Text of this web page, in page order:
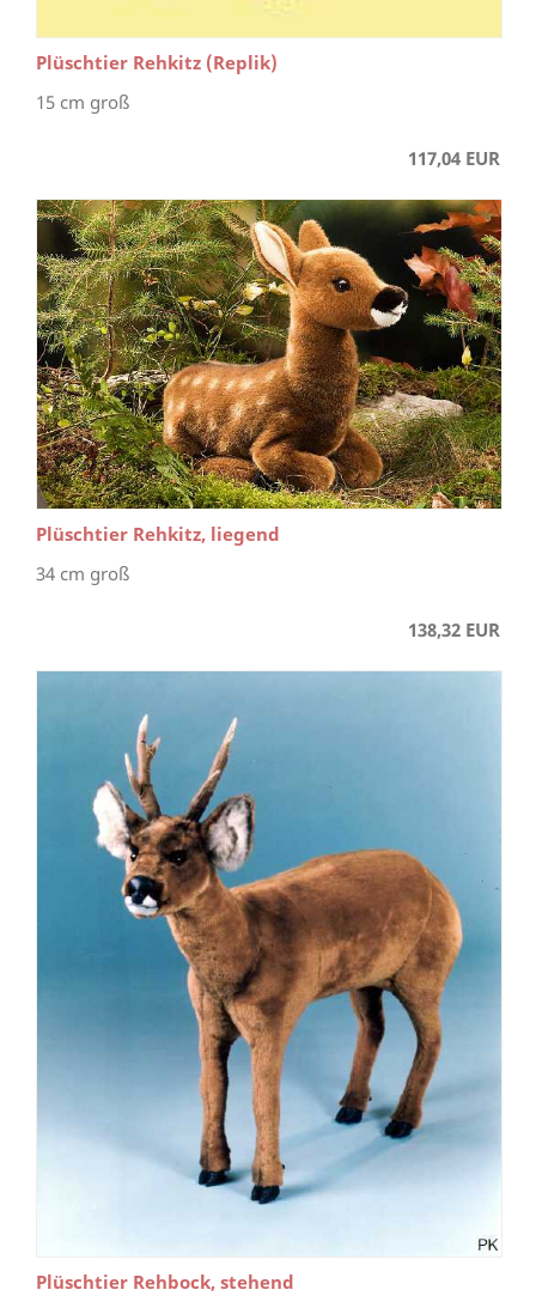
Plüschtier Rehkitz (Replik)
15 cm groß
117,04 EUR
Plüschtier Rehkitz, liegend
34 cm groß
138,32 EUR
Plüschtier Rehbock, stehend